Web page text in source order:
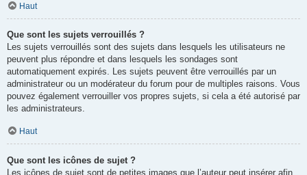
Haut
Que sont les sujets verrouillés ?
Les sujets verrouillés sont des sujets dans lesquels les utilisateurs ne
peuvent plus répondre et dans lesquels les sondages sont
automatiquement expirés. Les sujets peuvent être verrouillés par un
administrateur ou un modérateur du forum pour de multiples raisons. Vous
pouvez également verrouiller vos propres sujets, si cela a été autorisé par
les administrateurs.
Haut
Que sont les icônes de sujet ?
Les icônes de sujet sont de petites images que l’auteur peut insérer afin